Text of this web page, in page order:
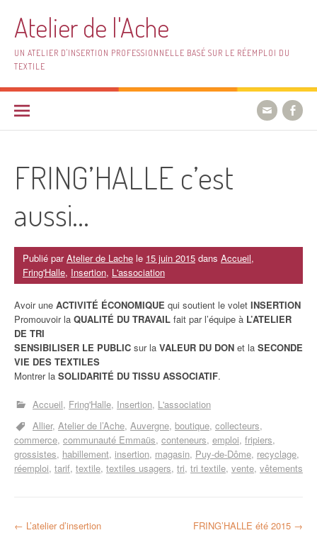
contenuAtelier de l'Ache
UN ATELIER D'INSERTION PROFESSIONNELLE BASÉ SUR LE RÉEMPLOI DU
TEXTILE
FRING’HALLE c’est
aussi…
Publié parAtelier de Lache le 15 juin 2015 dans Accueil,
Fring'Halle, Insertion, L'association
Avoir une ACTIVITÉ ÉCONOMIQUE qui soutient le volet INSERTION
Promouvoir la QUALITÉ DU TRAVAIL fait par l’équipe à L’ATELIER
DE TRI
SENSIBILISER LE PUBLIC sur la VALEUR DU DON et la SECONDE
VIE DES TEXTILES
Montrer la SOLIDARITÉ DU TISSU ASSOCIATIF.
Accueil Fring'Halle Insertion L'association
Allier Atelier de l’Ache Auvergne boutique collecteurs
commerce communauté Emmaüs conteneurs emploi fripiers
grossistes habillement insertion magasin Puy-de-Dôme recyclage
réemploi tarif textile textiles usagers tri tri textile vente vêtements
N
← L’atelier d’insertion FRING’HALLE été 2015 →